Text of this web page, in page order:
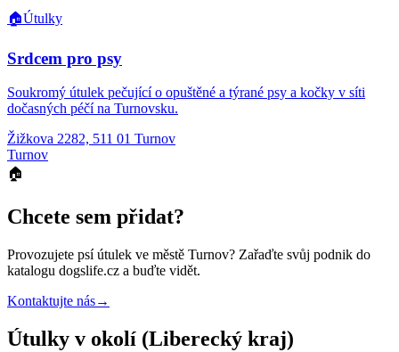
🏠Útulky
Srdcem pro psy
Soukromý útulek pečující o opuštěné a týrané psy a kočky v síti
dočasných péčí na Turnovsku.
Žižkova 2282, 511 01 Turnov
Turnov
🏠
Chcete sem přidat?
Provozujete psí útulek ve městě Turnov? Zařaďte svůj podnik do
katalogu dogslife.cz a buďte vidět.
Kontaktujte nás→
Útulky v okolí (Liberecký kraj)